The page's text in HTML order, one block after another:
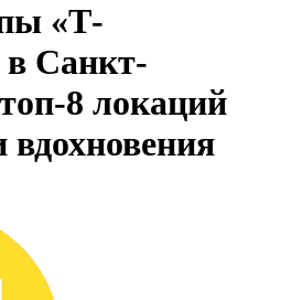
«Т-
в Санкт-
8 локаций